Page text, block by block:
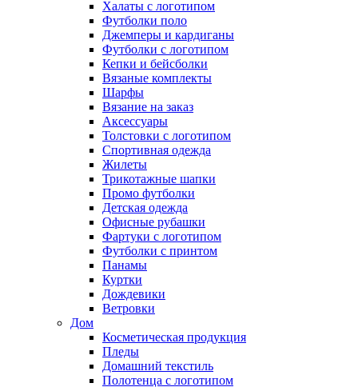
Халаты с логотипом
Футболки поло
Джемперы и кардиганы
Футболки с логотипом
Кепки и бейсболки
Вязаные комплекты
Шарфы
Вязание на заказ
Аксессуары
Толстовки с логотипом
Спортивная одежда
Жилеты
Трикотажные шапки
Промо футболки
Детская одежда
Офисные рубашки
Фартуки с логотипом
Футболки с принтом
Панамы
Куртки
Дождевики
Ветровки
Дом
Косметическая продукция
Пледы
Домашний текстиль
Полотенца с логотипом